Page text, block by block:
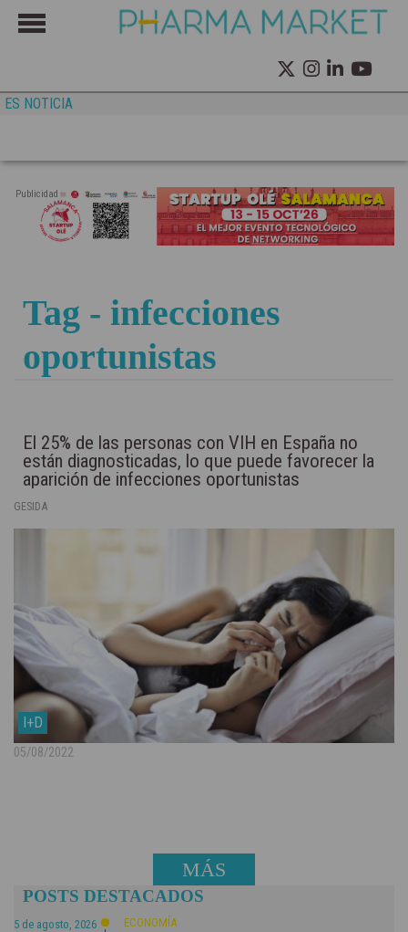
ES NOTICIA
Publicidad
Tag - infecciones
oportunistas
El 25% de las personas con VIH en España no
están diagnosticadas, lo que puede favorecer la
aparición de infecciones oportunistas
GESIDA
I+D
05/08/2022
MÁS
NOTICIAS
POSTS DESTACADOS
5 de agosto, 2026 ECONOMÍA